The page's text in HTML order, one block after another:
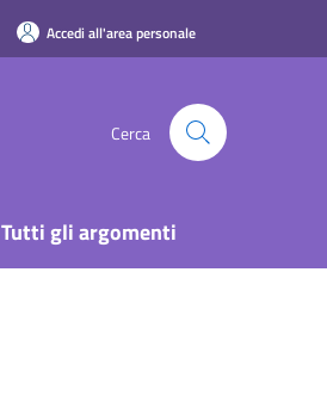
Accedi all'area personale
Cerca
Tutti gli argomenti